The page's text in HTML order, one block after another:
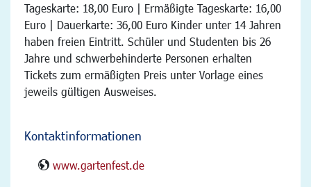
Tageskarte: 18,00 Euro | Ermäßigte Tageskarte: 16,00
Euro | Dauerkarte: 36,00 Euro Kinder unter 14 Jahren
haben freien Eintritt. Schüler und Studenten bis 26
Jahre und schwerbehinderte Personen erhalten
Tickets zum ermäßigten Preis unter Vorlage eines
jeweils gültigen Ausweises.
Kontaktinformationen
www.gartenfest.de